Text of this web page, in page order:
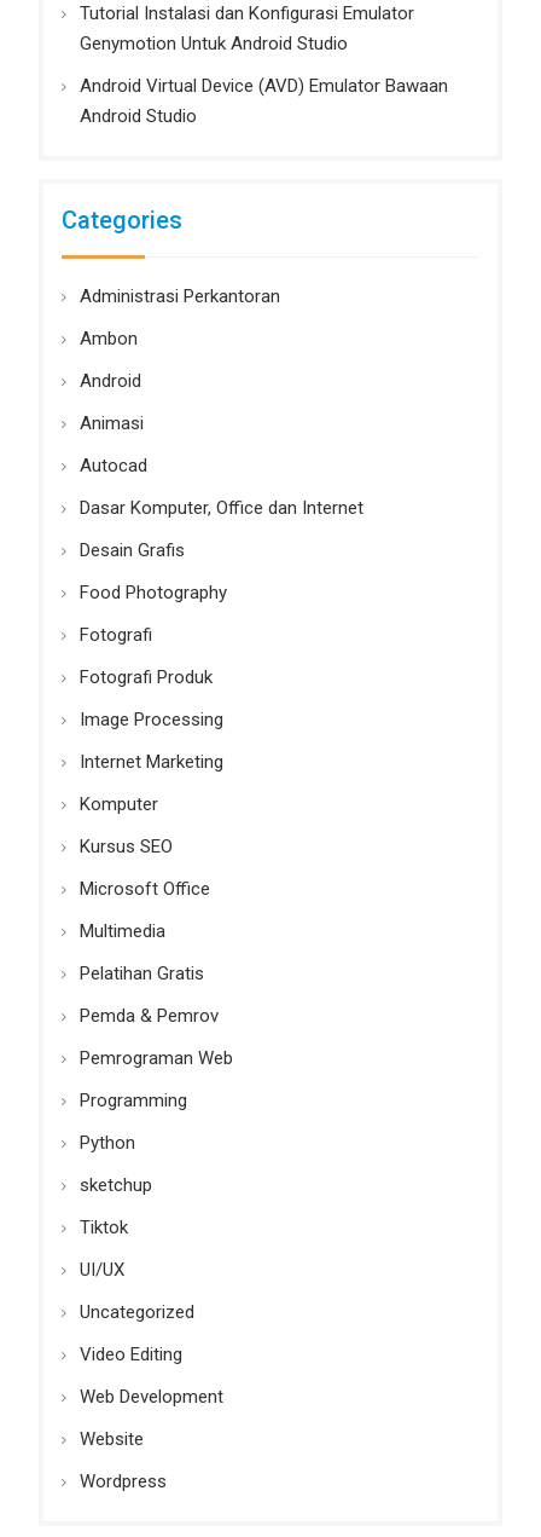
Tutorial Instalasi dan Konfigurasi Emulator
Genymotion Untuk Android Studio
Android Virtual Device (AVD) Emulator Bawaan
Android Studio
Categories
Administrasi Perkantoran
Ambon
Android
Animasi
Autocad
Dasar Komputer, Office dan Internet
Desain Grafis
Food Photography
Fotografi
Fotografi Produk
Image Processing
Internet Marketing
Komputer
Kursus SEO
Microsoft Office
Multimedia
Pelatihan Gratis
Pemda & Pemrov
Pemrograman Web
Programming
Python
sketchup
Tiktok
UI/UX
Uncategorized
Video Editing
Web Development
Website
Wordpress